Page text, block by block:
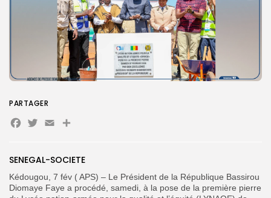
FR
SENEGAL-SOCIETE
Kédougou, 7 fév ( APS) – Le Président de la République Bassirou
Diomaye Faye a procédé, samedi, à la pose de la première pierre
PARTAGER
Facebook
Twitter
EmailPartager